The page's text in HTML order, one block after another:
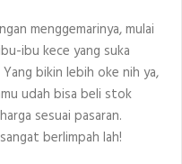
menggemarinya, mulai
ibu kece yang suka
bikin lebih oke nih ya,
udah bisa beli stok
sesuai pasaran.
berlimpah lah!